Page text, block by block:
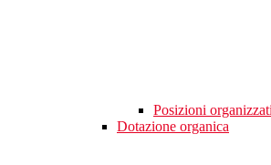
Posizioni
Dotazione organica